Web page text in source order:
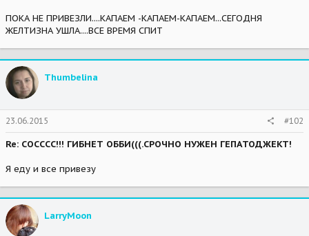
ПОКА НЕ ПРИВЕЗЛИ....КАПАЕМ -КАПАЕМ-КАПАЕМ...СЕГОДНЯ
ЖЕЛТИЗНА УШЛА....ВСЕ ВРЕМЯ СПИТ
Thumbelina
23.06.2015 #102
Re: СОСССС!!! ГИБНЕТ ОББИ(((.СРОЧНО НУЖЕН ГЕПАТОДЖЕКТ!
Я еду и все привезу
LarryMoon